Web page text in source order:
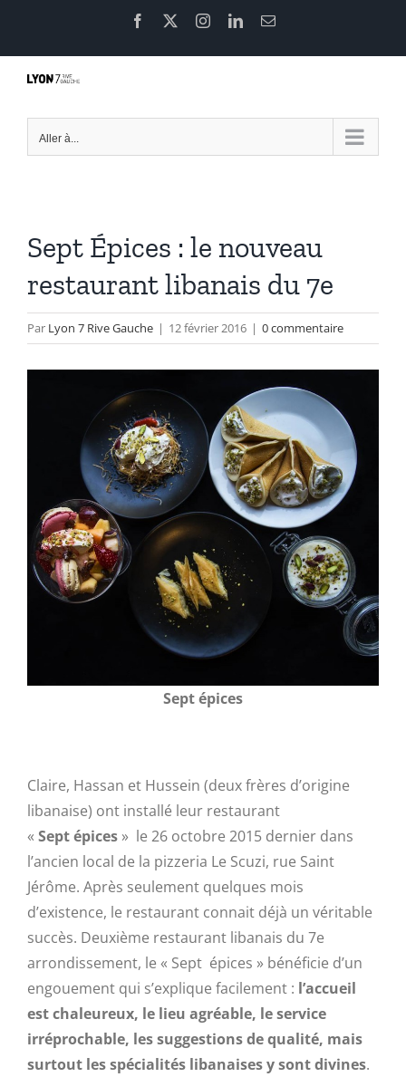
contenu
Facebook InstagramLinkedInEmail
Aller à...
Sept Épices : le nouveau
restaurant libanais du 7e
Par Lyon 7 Rive Gauche | 12 février 2016 | 0 commentaire
Sept épices
Claire, Hassan et Hussein (deux frères d’origine
libanaise) ont installé leur restaurant
« Sept épices » le 26 octobre 2015 dernier dans
l’ancien local de la pizzeria Le Scuzi, rue Saint
Jérôme. Après seulement quelques mois
d’existence, le restaurant connait déjà un véritable
succès. Deuxième restaurant libanais du 7e
arrondissement, le « Sept épices » bénéficie d’un
engouement qui s’explique facilement : l’accueil
est chaleureux, le lieu agréable, le service
irréprochable, les suggestions de qualité, mais
surtout les spécialités libanaises y sont divines.